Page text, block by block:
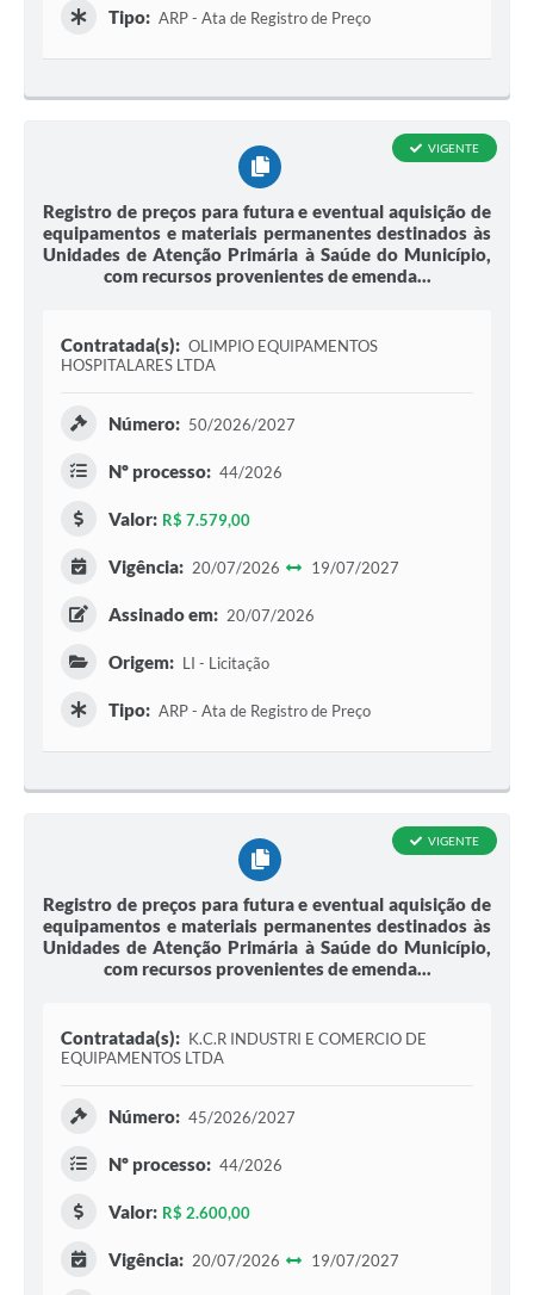
Tipo: ARP - Ata de Registro de Preço
Registro de preços para futura e eventual aquisição de
equipamentos e materiais permanentes destinados às
Unidades de Atenção Primária à Saúde do Município,
com recursos provenientes de emenda...
VIGENTE
Contratada(s): OLIMPIO EQUIPAMENTOS
HOSPITALARES LTDA
Número: 50/2026/2027
Nº processo: 44/2026
Valor: R$ 7.579,00
Vigência: 20/07/2026 19/07/2027
Assinado em: 20/07/2026
Origem: LI - Licitação
Tipo: ARP - Ata de Registro de Preço
Registro de preços para futura e eventual aquisição de
equipamentos e materiais permanentes destinados às
Unidades de Atenção Primária à Saúde do Município,
com recursos provenientes de emenda...
VIGENTE
Contratada(s): K.C.R INDUSTRI E COMERCIO DE
EQUIPAMENTOS LTDA
Número: 45/2026/2027
Nº processo: 44/2026
Valor: R$ 2.600,00
Vigência: 20/07/2026 19/07/2027